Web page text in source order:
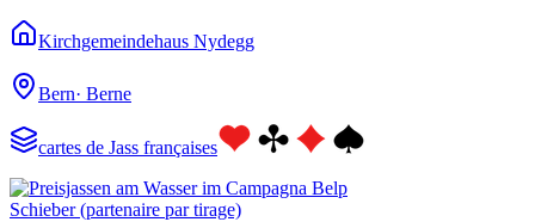
Kirchgemeindehaus Nydegg
Bern· Berne
cartes de Jass françaises
Schieber (partenaire par tirage)